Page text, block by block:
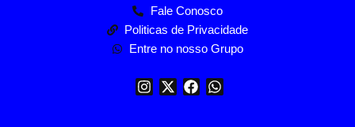
Fale Conosco
Politicas de Privacidade
Entre no nosso Grupo